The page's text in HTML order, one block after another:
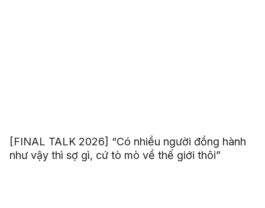
[FINAL TALK 2026] “Có nhiều người đồng hành
như vậy thì sợ gì, cứ tò mò về thế giới thôi”